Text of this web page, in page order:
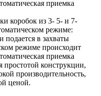
приемка
коробок из 3- 5- и 7-
режиме:
подается в захваты
режиме происходит
приемка
простотой конструкции,
производительность,
ценой.